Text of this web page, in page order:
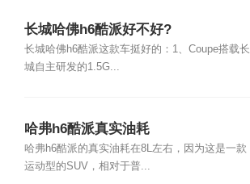
长城哈佛h6酷派好不好?
长城哈佛h6酷派这款车挺好的：1、Coupe搭载长
城自主研发的1.5G...
哈弗h6酷派真实油耗
哈弗h6酷派的真实油耗在8L左右，因为这是一款
运动型的SUV，相对于普...